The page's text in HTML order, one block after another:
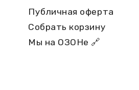
Публичная оферта
Собрать корзину
Мы на ОЗОНе 🔗